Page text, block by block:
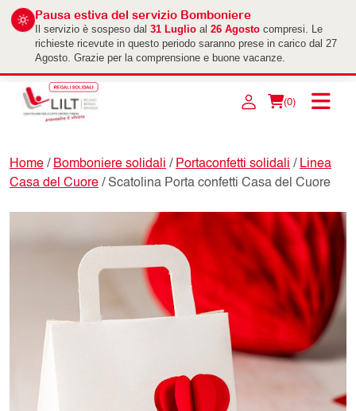
Pausa estiva del servizio Bomboniere
Il servizio è sospeso dal 31 Luglio al 26 Agosto compresi. Le
richieste ricevute in questo periodo saranno prese in carico dal 27
Agosto. Grazie per la comprensione e buone vacanze.
(0)
Home / Bomboniere solidali / Portaconfetti solidali / Linea
Casa del Cuore / Scatolina Porta confetti Casa del Cuore